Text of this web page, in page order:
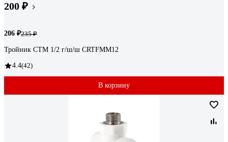
200 ₽
206 ₽235 ₽
Тройник СТМ 1/2 г/ш/ш CRTFMM12
4.4(42)
В корзину